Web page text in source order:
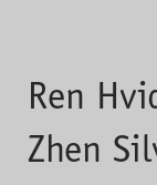
Ren
Zhen